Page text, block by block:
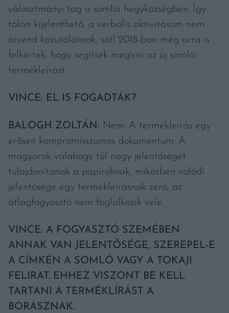
választmányi tag a somlói hegyközségben. Így
talán kijelenthető, a verbális aktivitásom nem
örvend közutálatnak, sőt! 2018-ban még arra is
felkértek, hogy segítsek megírni az új somlói
termékleírást.
VINCE: EL IS FOGADTÁK?
BALOGH ZOLTÁN: Nem. A termékleírás egy
erősen kompromisszumos dokumentum. A
magyarok valahogy túl nagy jelentőséget
tulajdonítanak a papíroknak, miközben valódi
jelentősége egy termékleírásnak zéró, az
átlagfogyasztó nem foglalkozik vele.
VINCE: A FOGYASZTÓ SZEMÉBEN
ANNAK VAN JELENTŐSÉGE, SZEREPEL-E
A CÍMKÉN A SOMLÓ VAGY A TOKAJI
FELIRAT. EHHEZ VISZONT BE KELL
TARTANI A TERMÉKLÍRÁST A
BORÁSZNAK.